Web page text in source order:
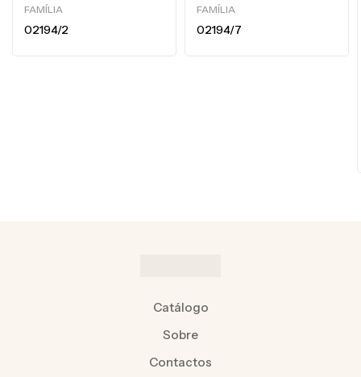
FAMÍLIA
02194/2
FAMÍLIA
02194/7
Catálogo
Sobre
Contactos